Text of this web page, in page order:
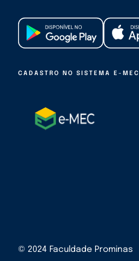
CADASTRO NO SISTEMA E-MEC
© 2024 Faculdade Prominas